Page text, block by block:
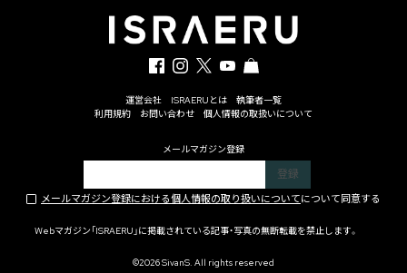
運営会社 ISRAERUとは
執筆者一覧
利用規約
お問い合わせ 個人情報の取扱いについて
メールマガジン登録
メールマガジン登録における個人情報の取り扱いについてについて同意する
Webマガジン「ISRAERU」に掲載されている記事・写真の無断転載を禁止します。
©2026 SivanS. All rights reserved